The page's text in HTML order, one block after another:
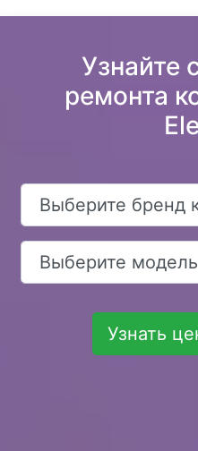
Узнайте
ремонта
Узнать